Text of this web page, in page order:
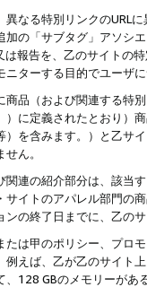
なる特別リンクのURL
の「サブタグ」アソシ
報告を、乙のサイトの
ターする目的でユーザ
品（および関連する特
）に定義されたとおり
を含みます。）と乙サ
ん。
連の紹介部分は、該当
イトのアパレル部門の
の終了日までに、乙の
は甲のポリシー、プロ
えば、乙が乙のサイト
128 GBのメモリーがあ